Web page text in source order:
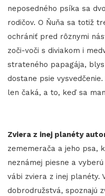
neposedného psíka sa
rodičov. O Ňuňa sa totiž
ochrániť pred rôznymi
zoči-voči s diviakom i
strateného papagája,
dostane psie
len čaká, a to, keď sa
Zviera z inej planéty
zememerača a jeho psa,
neznámej piesne a
vábi zviera z inej planéty.
dobrodružstvá, spoznajú